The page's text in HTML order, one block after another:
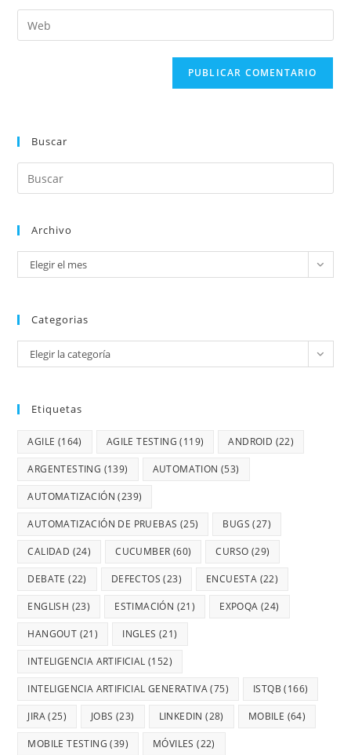
Buscar
Archivo
Elegir el mes
Categorias
Elegir la categoría
Etiquetas
AGILE (164) AGILE TESTING (119) ANDROID (22)
ARGENTESTING (139) AUTOMATION (53)
AUTOMATIZACIÓN (239)
AUTOMATIZACIÓN DE PRUEBAS (25) BUGS (27)
CALIDAD (24) CUCUMBER (60) CURSO (29)
DEBATE (22) DEFECTOS (23) ENCUESTA (22)
ENGLISH (23) ESTIMACIÓN (21) EXPOQA (24)
HANGOUT (21) INGLES (21)
INTELIGENCIA ARTIFICIAL (152)
INTELIGENCIA ARTIFICIAL GENERATIVA(75) ISTQB (166)
JIRA(25) JOBS (23) LINKEDIN (28) MOBILE (64)
MOBILE TESTING (39) MÓVILES (22)